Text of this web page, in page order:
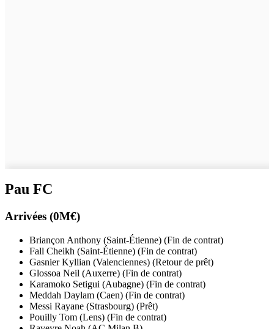
Pau FC
Arrivées (0M€)
Briançon Anthony (Saint-Étienne) (Fin de contrat)
Fall Cheikh (Saint-Étienne) (Fin de contrat)
Gasnier Kyllian (Valenciennes) (Retour de prêt)
Glossoa Neil (Auxerre) (Fin de contrat)
Karamoko Setigui (Aubagne) (Fin de contrat)
Meddah Daylam (Caen) (Fin de contrat)
Messi Rayane (Strasbourg) (Prêt)
Pouilly Tom (Lens) (Fin de contrat)